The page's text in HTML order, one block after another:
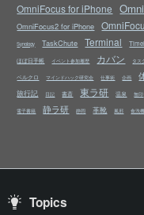
OmniFocus for iPhone
OmniFocus2 for iPhone
Synology TaskChute Terminal
ほぼ日手帳 イベント参加履歴 カバン タス
ベルクロ マインドハック研究会 仕事術 企画
旅行記 日記 書斎 東ラ研 温泉 無印
電子書籍 静ラ研 静岡 革靴 風邪 食洗機
Topics